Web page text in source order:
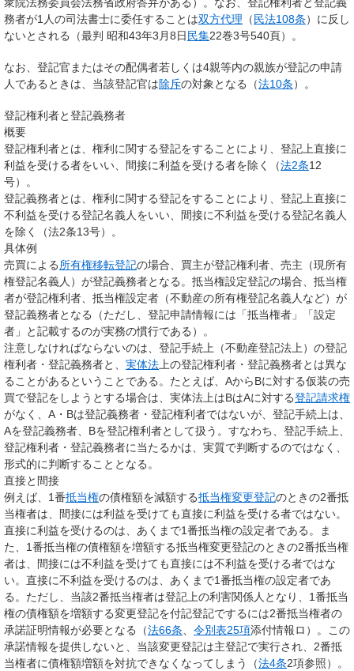
衆院法務委員会法務省政府答弁がある）。なお、登記権利者と登記義
務者が1人の司法書士に委任することは双方代理 （民法108条）に反し
ないとされる（最判 昭和43年3月8日民集22巻3号540頁）。
なお、登記官またはその配偶者若しくは4親等内の親族が登記の申請
人であるときは、当該登記官は除斥の対象となる（法10条）。
登記権利者と登記義務者
概要
登記権利者とは、権利に関する登記をすることにより、登記上直接に
利益を受ける者をいい、間接に利益を受ける者を除く（法2条12
号）。
登記義務者とは、権利に関する登記をすることにより、登記上直接に
不利益を受ける登記名義人をいい、間接に不利益を受ける登記名義人
を除く（法2条13号）。
具体例
売買による所有権移転登記の場合、買主が登記権利者、売主（現所有
権登記名義人）が登記義務者となる。抵当権設定登記の場合、抵当権
者が登記権利者、抵当権設定者（不動産の所有権登記名義人など）が
登記義務者となる（ただし、登記申請情報には「抵当権者」「設定
者」と記載するのが実務の慣行である）。
注意しなければならないのは、登記手続上（不動産登記法上）の登記
権利者・登記義務者と、 実体法 上の登記権利者・登記義務者とは異な
ることがあるということである。たとえば、AからBに対する仮装の売
買で登記をしようとする場合は、実体法上はBはAに対する登記請求権
がなく、A・Bは登記義務者・登記権利者ではないが、登記手続上は、
Aを登記義務者、Bを登記権利者として扱う。すなわち、登記手続上、
登記権利者・登記義務者に当たるかは、実質で判断するのではなく、
形式的に判断することとなる。
直接と間接
例えば、1番抵当権の債権額を減額する抵当権変更登記のときの2番抵
当権者は、間接には利益を受けても直接に利益を受ける者ではない。
直接に利益を受けるのは、あくまで1番抵当権の設定者である。ま
た、1番抵当権の債権額を増額する抵当権変更登記のときの2番抵当権
者は、間接には不利益を受けても直接には不利益を受ける者ではな
い。直接に不利益を受けるのは、あくまで1番抵当権の設定者であ
る。ただし、当該2番抵当権者は登記上の利害関係人となり、1番抵当
権の債権額を増額する変更登記を付記登記でするには2番抵当権者の
承諾証明情報が必要となる（法66条 令別表25項添付情報ロ）。この
承諾情報を提供しないと、当該変更登記は主登記で実行され、2番抵
当権者に債権額増額を対抗できなくなってしまう（法4条2項参照）。